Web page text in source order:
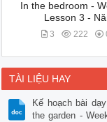
In the bedroom -
Lesson 3 -
3 222
TÀI LIỆU HAY
Kế hoạch bài
the garden -